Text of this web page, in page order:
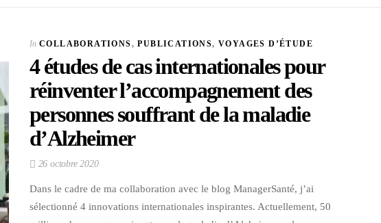
In COLLABORATIONS,PUBLICATIONS,VOYAGES D’ÉTUDE
4 études de cas internationales pour
réinventer l’accompagnement des
personnes souffrant de la maladie
d’Alzheimer
26 octobre 2020
Dans le cadre de ma collaboration avec le blog ManagerSanté, j’ai
sélectionné 4 innovations internationales inspirantes. Actuellement, 50